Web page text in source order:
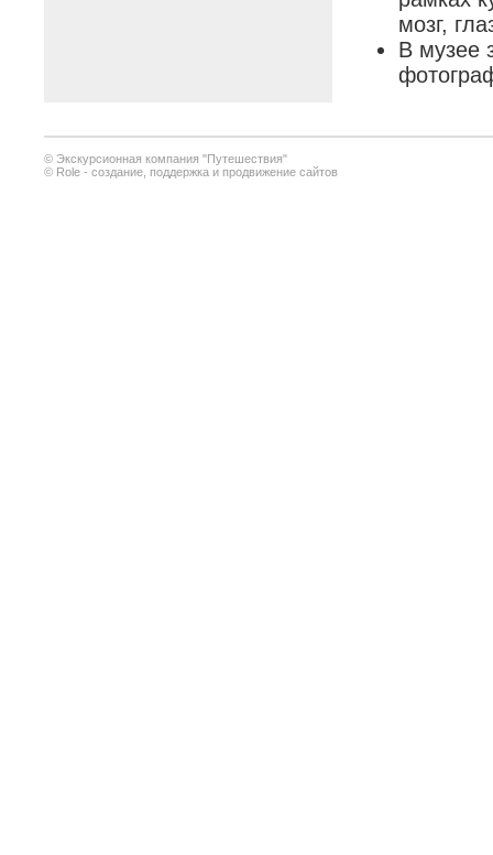
мозг,
В музее
© Экскурсионная компания "Путешествия"
© Role - создание, поддержка и продвижение сайтов